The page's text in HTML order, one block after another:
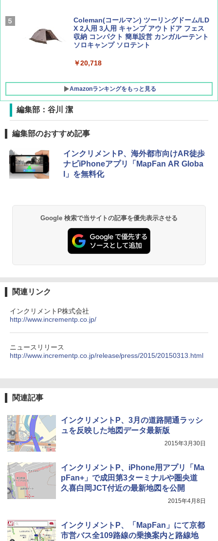
Coleman(コールマン) ツーリングドーム/LD
X 2人用 3人用 キャンプ アウトドア フェス
収納 コンパクト 簡単設営 カンガルーテント
ソロキャンプ ソロテント
￥20,718
Amazonランキングをもっと見る
BUNDOK(バンドック)ソロ ドーム 1 EX BDK
-08EX カーキ ソロキャンプ ポリエステル フ
￥14,800
熊撃退スプレー 熊よけスプレー 熊スプレー
【日本企業販売】超強力クマ対策スプレー 30
送
DEWEL パラソル 大型 ビーチ アウトドアパ
ポインターライト 強力 小型 緑色/赤色/青紫色
USB充電式 高精度 超長距離照射 長時間使用
可能 安全ロック付き 高安全性 金属製耐久 コ
￥1,180
編集部：谷川 潔
編集部のおすすめ記事
インクリメントP、海外都市向けAR徒歩
ナビiPhoneアプリ「MapFan AR Globa
l」を無料化
Google 検索で当サイトの記事を優先表示させる
関連リンク
インクリメントP株式会社
http://www.incrementp.co.jp/
ニュースリリース
http://www.incrementp.co.jp/release/press/2015/20150313.html
関連記事
インクリメントP、3月の道路開通ラッシ
ュを反映した地図データ最新版
2015年3月30日
インクリメントP、iPhone用アプリ「Ma
pFan+」で成田第3ターミナルや圏央道
久喜白岡JCT付近の最新地図を公開
2015年4月8日
インクリメントP、「MapFan」にて京都
市営バス全109路線の乗換案内と路線地